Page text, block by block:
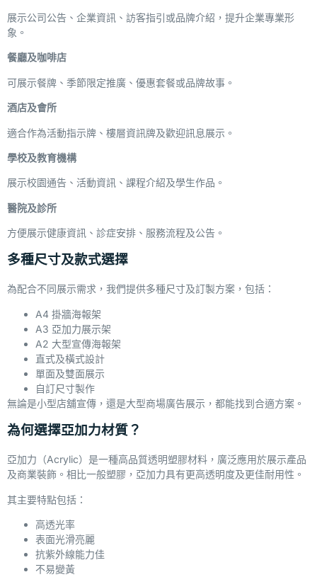
展示公司公告、企業資訊、訪客指引或品牌介紹，提升企業專業形
象。
餐廳及咖啡店
可展示餐牌、季節限定推廣、優惠套餐或品牌故事。
酒店及會所
適合作為活動指示牌、樓層資訊牌及歡迎訊息展示。
學校及教育機構
展示校園通告、活動資訊、課程介紹及學生作品。
醫院及診所
方便展示健康資訊、診症安排、服務流程及公告。
多種尺寸及款式選擇
為配合不同展示需求，我們提供多種尺寸及訂製方案，包括：
A4 掛牆海報架
A3 亞加力展示架
A2 大型宣傳海報架
直式及橫式設計
單面及雙面展示
自訂尺寸製作
無論是小型店舖宣傳，還是大型商場廣告展示，都能找到合適方案。
為何選擇亞加力材質？
亞加力（Acrylic）是一種高品質透明塑膠材料，廣泛應用於展示產品
及商業裝飾。相比一般塑膠，亞加力具有更高透明度及更佳耐用性。
其主要特點包括：
高透光率
表面光滑亮麗
抗紫外線能力佳
不易變黃